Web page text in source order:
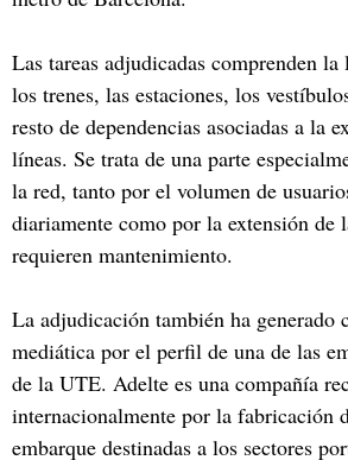
Las tareas adjudicadas comprenden
los trenes, las estaciones, los
resto de dependencias asociadas a la
líneas. Se trata de una parte
la red, tanto por el volumen de
diariamente como por la extensión de
requieren mantenimiento.
La adjudicación también ha generado
mediática por el perfil de una de las
de la UTE. Adelte es una compañía
internacionalmente por la fabricación
embarque destinadas a los sectores